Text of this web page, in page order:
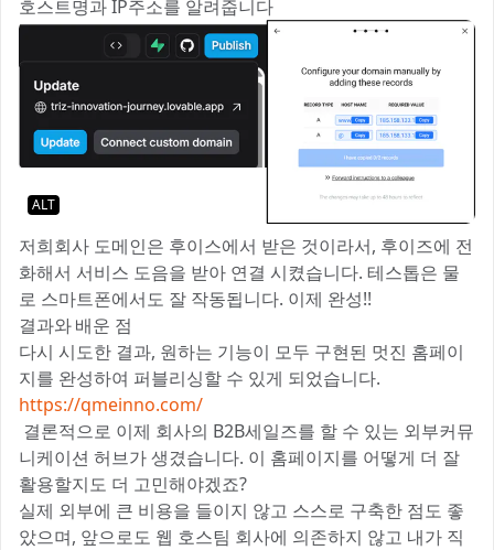
호스트명과 IP주소를 알려줍니다
ALT
저희회사 도메인은 후이스에서 받은 것이라서, 후이즈에 전
화해서 서비스 도음을 받아 연결 시켰습니다. 테스톱은 물
로 스마트폰에서도 잘 작동됩니다. 이제 완성!!
결과와 배운 점
다시 시도한 결과, 원하는 기능이 모두 구현된 멋진 홈페이
지를 완성하여 퍼블리싱할 수 있게 되었습니다.
https://qmeinno.com/
결론적으로 이제 회사의 B2B세일즈를 할 수 있는 외부커뮤
니케이션 허브가 생겼습니다. 이 홈페이지를 어떻게 더 잘
활용할지도 더 고민해야겠죠?
실제 외부에 큰 비용을 들이지 않고 스스로 구축한 점도 좋
았으며, 앞으로도 웹 호스팀 회사에 의존하지 않고 내가 직